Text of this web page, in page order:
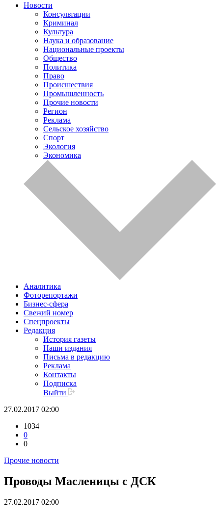
Новости
Консультации
Криминал
Культура
Наука и образование
Национальные проекты
Общество
Политика
Право
Происшествия
Промышленность
Прочие новости
Регион
Реклама
Сельское хозяйство
Спорт
Экология
Экономика
Аналитика
Фоторепортажи
Бизнес-сфера
Свежий номер
Спецпроекты
Редакция
История газеты
Наши издания
Письма в редакцию
Реклама
Контакты
Подписка
Выйти
27.02.2017 02:00
1034
0
0
Прочие новости
Проводы Масленицы с ДСК
27.02.2017 02:00